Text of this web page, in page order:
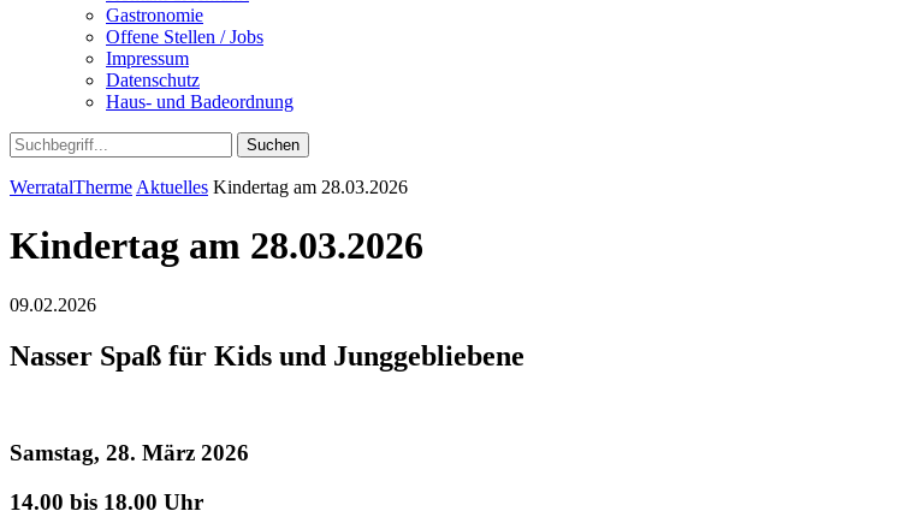
Gastronomie
Offene Stellen / Jobs
Impressum
Datenschutz
Haus- und Badeordnung
Suchen
WerratalTherme Aktuelles Kindertag am 28.03.2026
Kindertag am 28.03.2026
09.02.2026
Nasser Spaß für Kids und Junggebliebene
Samstag, 28. März 2026
14.00 bis 18.00 Uhr